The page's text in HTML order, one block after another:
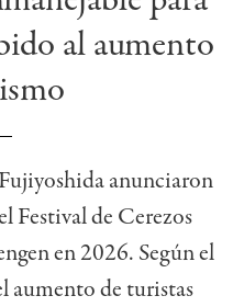
al aumento
anunciaron
Festival de Cerezos
en 2026. Según el
aumento de turistas